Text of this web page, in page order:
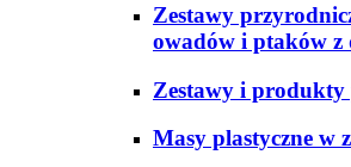
Zestawy
owadów i ptaków z
Zestawy i produkty
Masy plastyczne w